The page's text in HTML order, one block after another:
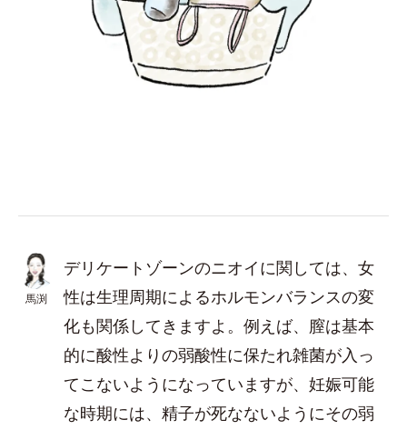
馬渕
デリケートゾーンのニオイに関しては、女
性は生理周期によるホルモンバランスの変
化も関係してきますよ。例えば、膣は基本
的に酸性よりの弱酸性に保たれ雑菌が入っ
てこないようになっていますが、妊娠可能
な時期には、精子が死なないようにその弱